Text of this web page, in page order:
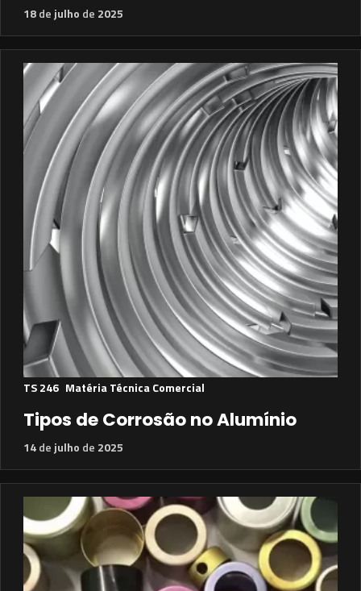
18de julho de 2025
TS 246 Matéria Técnica Comercial
Tipos de Corrosão no Alumínio
14de julho de 2025